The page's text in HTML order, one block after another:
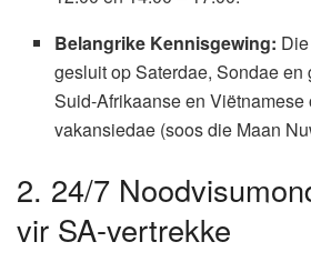
Belangrike Kennisgewing:
gesluit op Saterdae, Sondae
Suid-Afrikaanse en Viëtnamese
vakansiedae (soos die Maan
2. 24/7
vir SA-vertrekke